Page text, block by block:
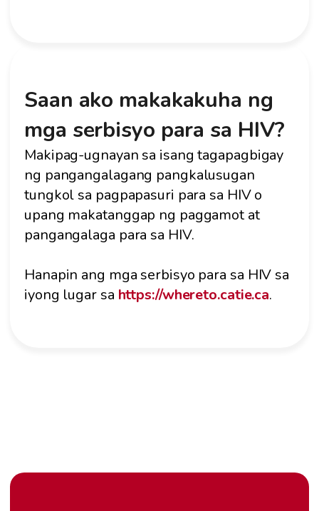
Saan ako makakakuha ng
mga serbisyo para sa HIV?
Makipag-ugnayan sa isang tagapagbigay
ng pangangalagang pangkalusugan
tungkol sa pagpapasuri para sa HIV o
upang makatanggap ng paggamot at
pangangalaga para sa HIV.
Hanapin ang mga serbisyo para sa HIV sa
iyong lugar sa https://whereto.catie.ca.